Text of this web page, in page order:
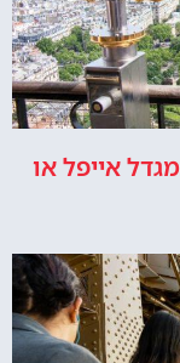
כרטיסי כניסה לקומה 2 במגדל אייפל או